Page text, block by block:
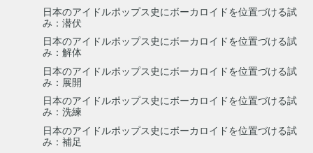
日本のアイドルポップス史にボーカロイドを位置づける試
み：潜伏
日本のアイドルポップス史にボーカロイドを位置づける試
み：解体
日本のアイドルポップス史にボーカロイドを位置づける試
み：展開
日本のアイドルポップス史にボーカロイドを位置づける試
み：洗練
日本のアイドルポップス史にボーカロイドを位置づける試
み：補足